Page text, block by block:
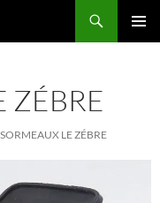
ZÉBRE
LE ZÉBRE